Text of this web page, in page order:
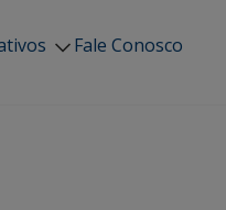
Fale Conosco